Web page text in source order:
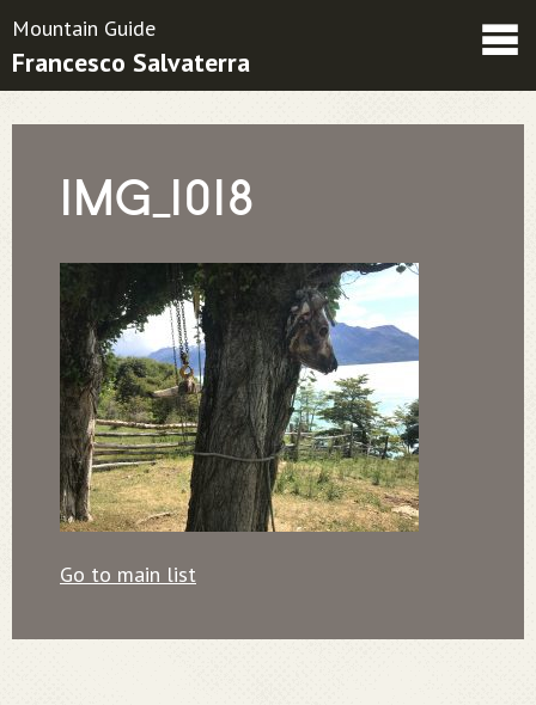
Friends
Mountain Guide
Francesco Salvaterra
IMG_1018
Go to main list